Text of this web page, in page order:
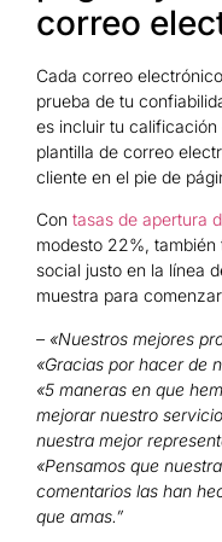
correo
Cada correo
prueba de tu
es incluir tu
plantilla de correo
cliente en el pie de
Con tasas de apertura
modesto 22%,
social justo en la línea
muestra para
– «Nuestros mejores
«Gracias por hacer de
«5 maneras en que
mejorar nuestro
nuestra mejor
«Pensamos que
comentarios las han
que amas.”